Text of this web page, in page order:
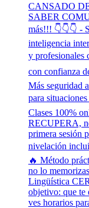
CANSADO
SABER
más!!! 👇👇👇 -
inteligencia
y profesionales
con confianza
Más seguridad
para
Clases 100%
RECUPERA,
primera sesión
nivelación
🔥 Método
no lo
Lingüística
objetivo: que te
ves horarios